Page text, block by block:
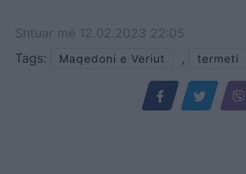
Shtuar më 12.02.2023 22:05
Tags:
Maqedoni e Veriut , termeti